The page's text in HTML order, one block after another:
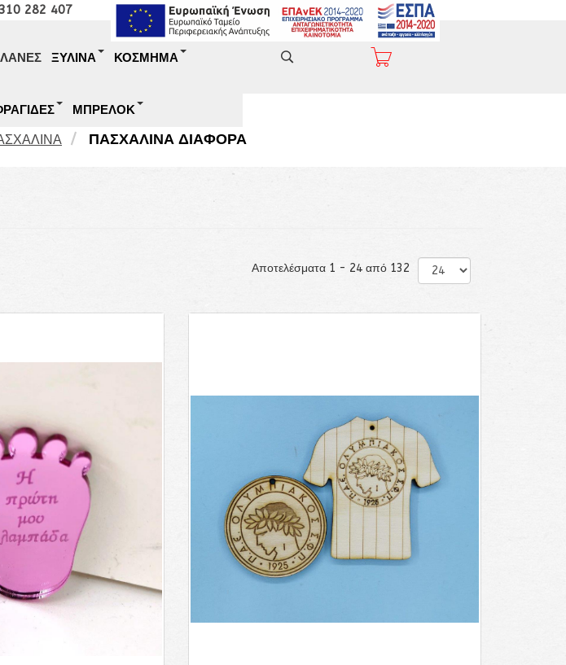
282 407
ΞΥΛΙΝΑ ΚΟΣΜΗΜΑ
ΜΠΡΕΛΟΚ
ΠΑΣΧΑΛΙΝΑ ΔΙΑΦΟΡΑ
Αποτελέσματα 1 - 24 από 132